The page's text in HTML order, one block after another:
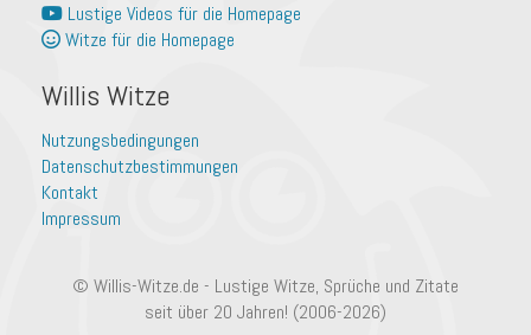
Lustige Videos für die Homepage
Witze für die Homepage
Willis Witze
Nutzungsbedingungen
Datenschutzbestimmungen
Kontakt
Impressum
© Willis-Witze.de - Lustige Witze, Sprüche und Zitate
seit über 20 Jahren! (2006-2026)